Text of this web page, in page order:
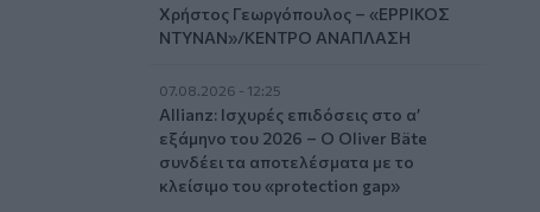
Χρήστος Γεωργόπουλος – «ΕΡΡΙΚΟΣ
ΝΤΥΝΑΝ»/ΚΕΝΤΡΟ ΑΝΑΠΛΑΣΗ
07.08.2026 - 12:25
Allianz: Ισχυρές επιδόσεις στο α’
εξάμηνο του 2026 – Ο Oliver Bäte
συνδέει τα αποτελέσματα με το
κλείσιμο του «protection gap»